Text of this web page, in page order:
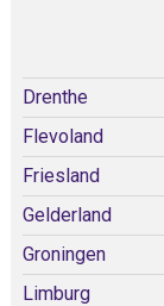
Drenthe
Flevoland
Friesland
Gelderland
Groningen
Limburg